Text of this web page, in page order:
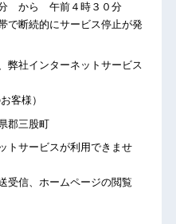
から 午前４時３０分
サービス停止が発
弊社インターネットサービス
）
股町
トサービスが利用できませ
ームページの閲覧